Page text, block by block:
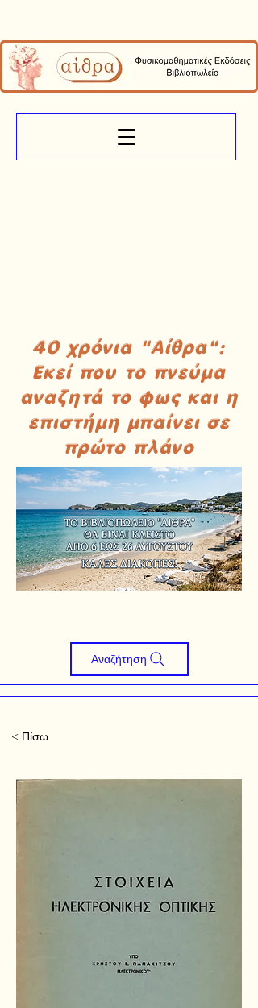
40 χρόνια "Αίθρα":
Εκεί που το πνεύμα
αναζητά το φως και η
επιστήμη μπαίνει σε
πρώτο πλάνο
Αναζήτηση
< Πίσω